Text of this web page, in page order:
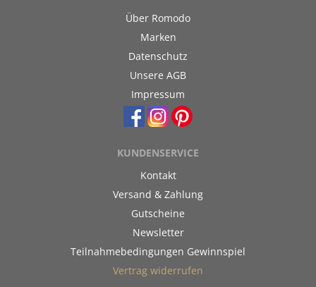
Über Romodo
Marken
Datenschutz
Unsere AGB
Impressum
KUNDENSERVICE
Kontakt
Versand & Zahlung
Gutscheine
Newsletter
Teilnahmebedingungen Gewinnspiel
Vertrag widerrufen